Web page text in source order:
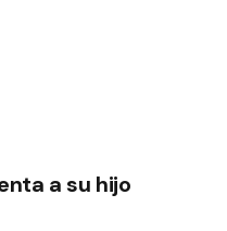
a su hijo